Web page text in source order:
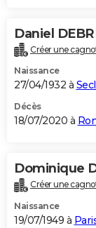
Daniel
Créer une
Naissance
27/04/1932 à
Décès
18/07/2020 à
Dominique
Créer une
Naissance
19/07/1949 à